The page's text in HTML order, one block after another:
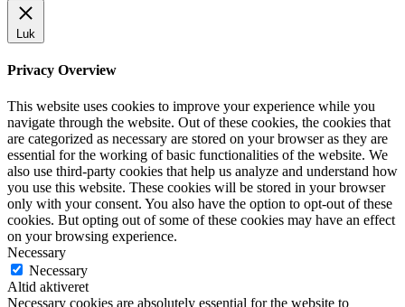
Luk
Privacy Overview
This website uses cookies to improve your experience while you
navigate through the website. Out of these cookies, the cookies that
are categorized as necessary are stored on your browser as they are
essential for the working of basic functionalities of the website. We
also use third-party cookies that help us analyze and understand how
you use this website. These cookies will be stored in your browser
only with your consent. You also have the option to opt-out of these
cookies. But opting out of some of these cookies may have an effect
on your browsing experience.
Necessary
Necessary
Altid aktiveret
Necessary cookies are absolutely essential for the website to